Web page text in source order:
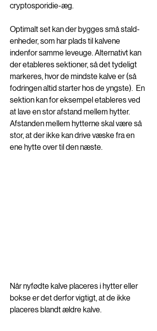
cryptosporidie-æg.
Optimalt set kan der bygges små stald-
enheder, som har plads til kalvene
indenfor samme leveuge. Alternativt kan
der etableres sektioner, så det tydeligt
markeres, hvor de mindste kalve er (så
fodringen altid starter hos de yngste).  En
sektion kan for eksempel etableres ved
at lave en stor afstand mellem hytter.
Afstanden mellem hytterne skal være så
stor, at der ikke kan drive væske fra en
ene hytte over til den næste.
Når nyfødte kalve placeres i hytter eller
bokse er det derfor vigtigt, at de ikke
placeres blandt ældre kalve.